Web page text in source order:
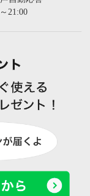
21:00